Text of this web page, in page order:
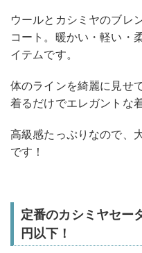
ウールとカシミヤのブレ
コート。暖かい・軽い・
イテムです。
体のラインを綺麗に見せ
着るだけでエレガントな
高級感たっぷりなので、
です！
定番のカシミヤセー
円以下！